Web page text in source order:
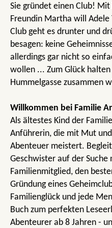
Sie gründet einen Club!
Freundin Martha will
Club geht es drunter und
besagen: keine
allerdings gar nicht so
wollen ... Zum Glück
Hummelgasse zusammen
Willkommen bei Familie
Als ältestes Kind der
Anführerin, die mit Mut
Abenteuer meistert.
Geschwister auf der Suche
Familienmitglied, den
Gründung eines
Familienglück und jede
Buch zum perfekten
Abenteurer ab 8 Jahren -